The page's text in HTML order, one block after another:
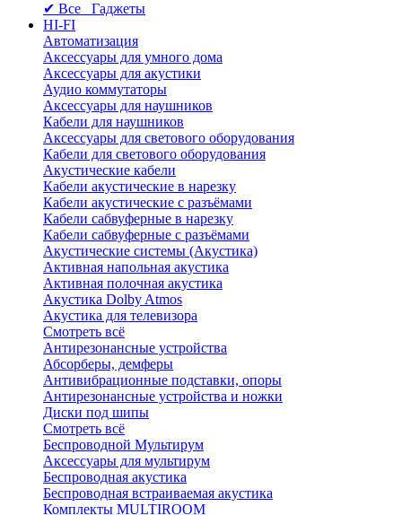
✔ Все Гаджеты
HI-FI
Автоматизация
Аксессуары для умного дома
Аксессуары для акустики
Аудио коммутаторы
Аксессуары для наушников
Кабели для наушников
Аксессуары для светового оборудования
Кабели для светового оборудования
Акустические кабели
Кабели акустические в нарезку
Кабели акустические с разъёмами
Кабели сабвуферные в нарезку
Кабели сабвуферные с разъёмами
Акустические системы (Акустика)
Активная напольная акустика
Активная полочная акустика
Акустика Dolby Atmos
Акустика для телевизора
Смотреть всё
Антирезонансные устройства
Абсорберы, демферы
Антивибрационные подставки, опоры
Антирезонансные устройства и ножки
Диски под шипы
Смотреть всё
Беспроводной Мультирум
Аксессуары для мультирум
Беспроводная акустика
Беспроводная встраиваемая акустика
Комплекты MULTIROOM